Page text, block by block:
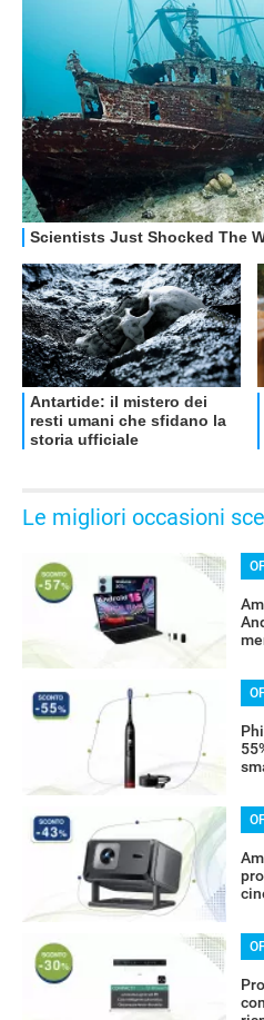
Le migliori occasioni